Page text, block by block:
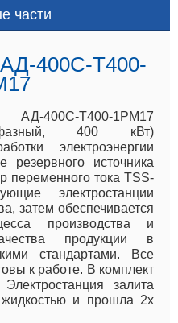
части
400С-Т400-
400С-Т400-1РМ17
400 кВт)
электроэнергии
резервного источника
переменного тока TSS-
электростанции
затем обеспечивается
производства и
продукции в
стандартами. Все
к работе. В комплект
залита
и прошла 2х